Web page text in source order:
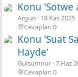
Konu 'Sotwe
Argun
18 Kas 2025
💬Cevaplar: 0
Konu 'Suat
Hayde'
Gulsumnur 7 Haz
💬Cevaplar: 0